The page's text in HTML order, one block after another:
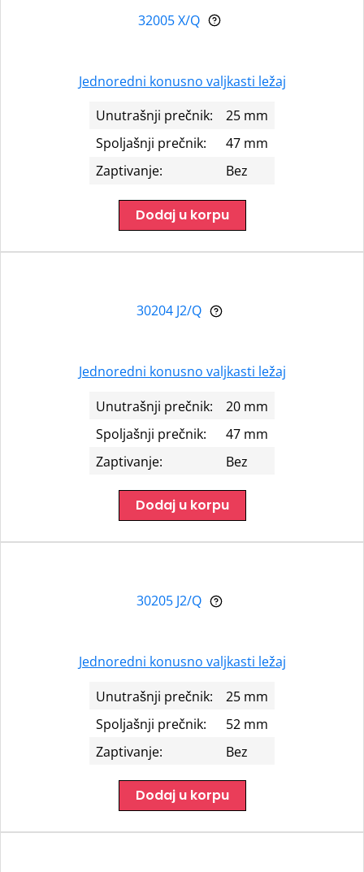
32005 X/Q
Jednoredni konusno valjkasti ležaj
Unutrašnji prečnik:
25 mm
Spoljašnji prečnik:
47 mm
Zaptivanje:
Bez
Dodaj u korpu
30204 J2/Q
Jednoredni konusno valjkasti ležaj
Unutrašnji prečnik:
20 mm
Spoljašnji prečnik:
47 mm
Zaptivanje:
Bez
Dodaj u korpu
30205 J2/Q
Jednoredni konusno valjkasti ležaj
Unutrašnji prečnik:
25 mm
Spoljašnji prečnik:
52 mm
Zaptivanje:
Bez
Dodaj u korpu